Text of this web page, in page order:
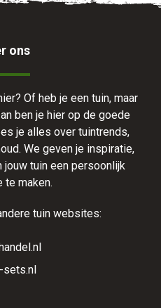
ons
Of heb je een tuin, maar
ben je hier op de goede
je alles over tuintrends,
We geven je inspiratie,
tuin een persoonlijk
te maken.
tuin websites:
sets.nl